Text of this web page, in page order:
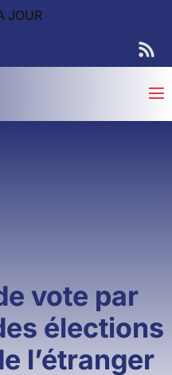
JOUR
vote par
élections
l’étranger